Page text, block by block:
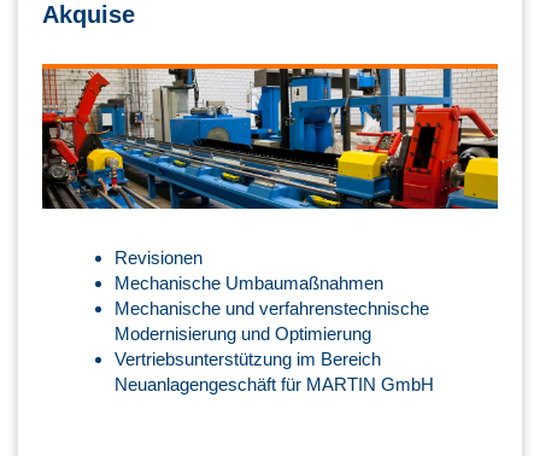
Akquise
Revisionen
Mechanische Umbaumaßnahmen
Mechanische und verfahrenstechnische
Modernisierung und Optimierung
Vertriebsunterstützung im Bereich
Neuanlagengeschäft für MARTIN GmbH